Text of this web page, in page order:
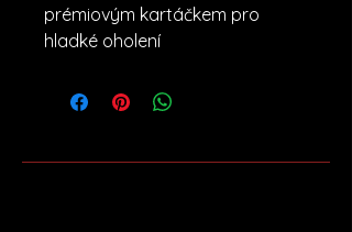
prémiovým kartáčkem pro
hladké oholení